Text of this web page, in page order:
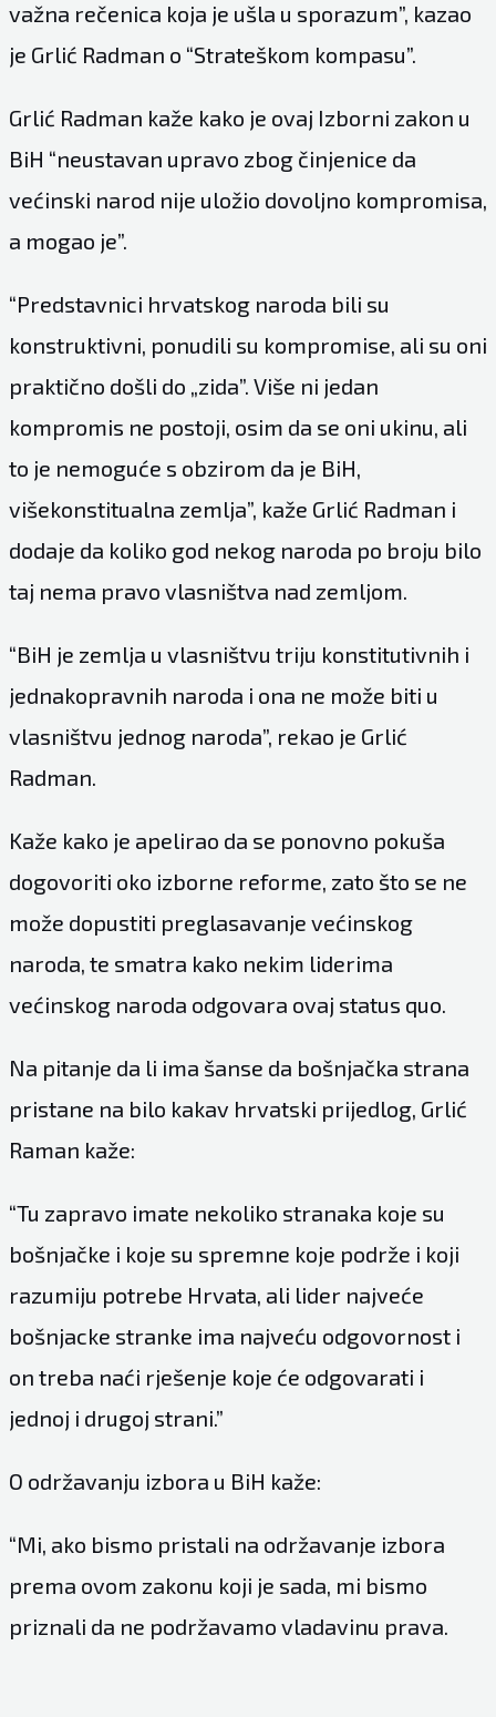
važna rečenica koja je ušla u sporazum”, kazao
je Grlić Radman o “Strateškom kompasu”.
Grlić Radman kaže kako je ovaj Izborni zakon u
BiH “neustavan upravo zbog činjenice da
većinski narod nije uložio dovoljno kompromisa,
a mogao je”.
“Predstavnici hrvatskog naroda bili su
konstruktivni, ponudili su kompromise, ali su oni
praktično došli do „zida”. Više ni jedan
kompromis ne postoji, osim da se oni ukinu, ali
to je nemoguće s obzirom da je BiH,
višekonstitualna zemlja”, kaže Grlić Radman i
dodaje da koliko god nekog naroda po broju bilo
taj nema pravo vlasništva nad zemljom.
“BiH je zemlja u vlasništvu triju konstitutivnih i
jednakopravnih naroda i ona ne može biti u
vlasništvu jednog naroda”, rekao je Grlić
Radman.
Kaže kako je apelirao da se ponovno pokuša
dogovoriti oko izborne reforme, zato što se ne
može dopustiti preglasavanje većinskog
naroda, te smatra kako nekim liderima
većinskog naroda odgovara ovaj status quo.
Na pitanje da li ima šanse da bošnjačka strana
pristane na bilo kakav hrvatski prijedlog, Grlić
Raman kaže:
“Tu zapravo imate nekoliko stranaka koje su
bošnjačke i koje su spremne koje podrže i koji
razumiju potrebe Hrvata, ali lider najveće
bošnjacke stranke ima najveću odgovornost i
on treba naći rješenje koje će odgovarati i
jednoj i drugoj strani.”
O održavanju izbora u BiH kaže:
“Mi, ako bismo pristali na održavanje izbora
prema ovom zakonu koji je sada, mi bismo
priznali da ne podržavamo vladavinu prava.